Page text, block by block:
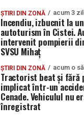
ȘTIRI DIN ZONĂ acum 3
Incendiu, izbucnit la un
autoturism în Cistei.
intervenit pompierii
SVSU Mihaț
ȘTIRI DIN ZONĂ acum o
Tractorist beat și fără
implicat într-un
Cenade. Vehiculul nu
înregistrat